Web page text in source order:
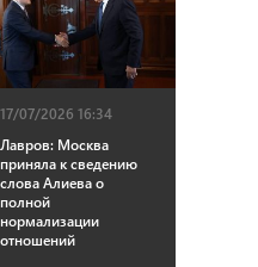
17/07/2026 16:34
Лавров: Москва
приняла к сведению
слова Алиева о
полной
нормализации
отношений